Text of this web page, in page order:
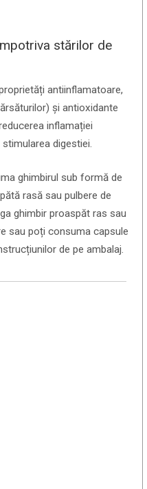
stărilor de
antiinflamatoare,
și antioxidante
inflamației
digestiei.
ghimbirul sub formă de
rasă sau pulbere de
ghimbir proaspăt ras sau
sau poți consuma capsule
de pe ambalaj.